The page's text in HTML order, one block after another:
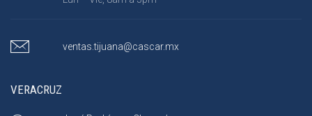
ventas.tijuana@cascar.mx
VERACRUZ